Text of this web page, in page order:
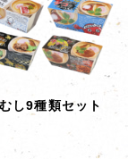
し9種類セット